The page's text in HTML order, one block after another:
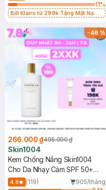
11%
Bill Klairs từ 299k Tặng Mặt Nạ
25ml (SL Có Hạn)
-46%
266.000 ₫495.000 ₫
Skin1004
Kem Chống Nắng Skin1004
Cho Da Nhạy Cảm SPF 50+
50ml
4.8 (119)
905/tháng